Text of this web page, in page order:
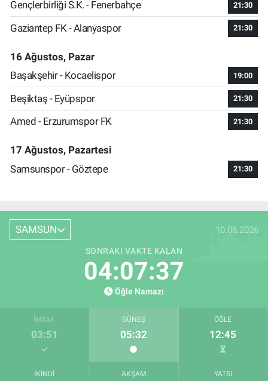
Gençlerbirliği S.K. - Fenerbahçe 21:30
Gaziantep FK - Alanyaspor 21:30
16 Ağustos, Pazar
Başakşehir - Kocaelispor
19:00
Beşiktaş - Eyüpspor 21:30
Amed - Erzurumspor FK 21:30
17 Ağustos, Pazartesi
Samsunspor - Göztepe
21:30
SAMSUN 10.08.2026
SONRAKI VAKTE KALAN
04:07:36
Öğle Namazı
İMSAK
03:51
GÜNEŞ
05:32
ÖĞLE
12:45
İKINDI AKŞAM YATSI